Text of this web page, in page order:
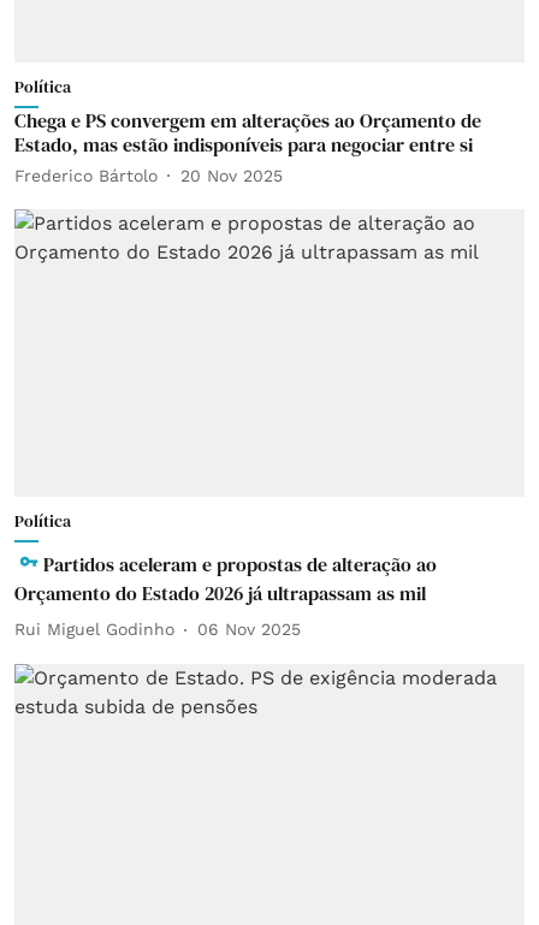
Política
Chega e PS convergem em alterações ao Orçamento de
Estado, mas estão indisponíveis para negociar entre si
Frederico Bártolo 20 Nov 2025
Política
Partidos aceleram e propostas de alteração ao
Orçamento do Estado 2026 já ultrapassam as mil
Rui Miguel Godinho 06 Nov 2025